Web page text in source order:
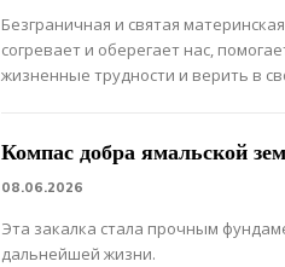
Безграничная и святая
согревает и оберегает нас,
жизненные трудности и верить в
Компас добра ямальской
08.06.2026
Эта закалка стала прочным
дальнейшей жизни.